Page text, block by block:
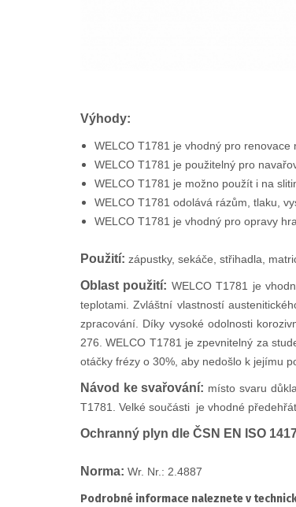
Výhody:
WELCO T1781 je vhodný pro
WELCO T1781 je použitelný pro
WELCO T1781 je možno použít i na
WELCO T1781 odolává rázům, tlaku,
WELCO T1781 je vhodný pro opravy
Použití: zápustky, sekáče, střihadla,
Oblast použití: WELCO T1781 je
teplotami. Zvláštní vlastností
zpracování. Díky vysoké odolnosti
276. WELCO T1781 je zpevnitelný za
otáčky frézy o 30%, aby nedošlo k jejímu
Návod ke svařování: místo svaru
T1781. Velké součásti je vhodné
Ochranný plyn dle ČSN EN ISO
Norma: Wr. Nr.: 2.4887
Podrobné informace naleznete v